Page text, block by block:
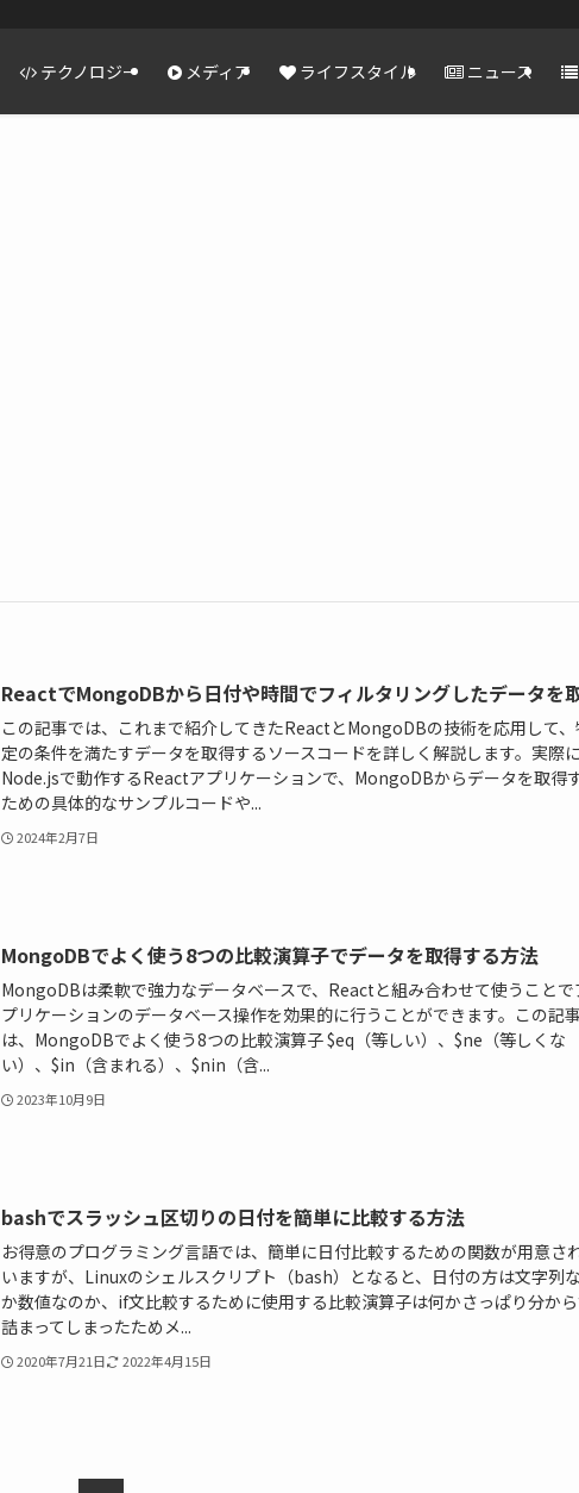
テクノロジー メディア ライフスタイル ニュース
ReactでMongoDBから日付や時間でフィルタリングしたデータを
この記事では、これまで紹介してきたReactとMongoDBの技術を応用して、
定の条件を満たすデータを取得するソースコードを詳しく解説します。実際
Node.jsで動作するReactアプリケーションで、MongoDBからデータを取得
ための具体的なサンプルコードや...
2024年2月7日
MongoDBでよく使う8つの比較演算子でデータを取得する方法
MongoDBは柔軟で強力なデータベースで、Reactと組み合わせて使うことで
プリケーションのデータベース操作を効果的に行うことができます。この記
は、MongoDBでよく使う8つの比較演算子 $eq（等しい）、$ne（等しくな
い）、$in（含まれる）、$nin（含...
2023年10月9日
bashでスラッシュ区切りの日付を簡単に比較する方法
お得意のプログラミング言語では、簡単に日付比較するための関数が用意さ
いますが、Linuxのシェルスクリプト（bash）となると、日付の方は文字列
か数値なのか、if文比較するために使用する比較演算子は何かさっぱり分か
詰まってしまったためメ...
2020年7月21日 2022年4月15日